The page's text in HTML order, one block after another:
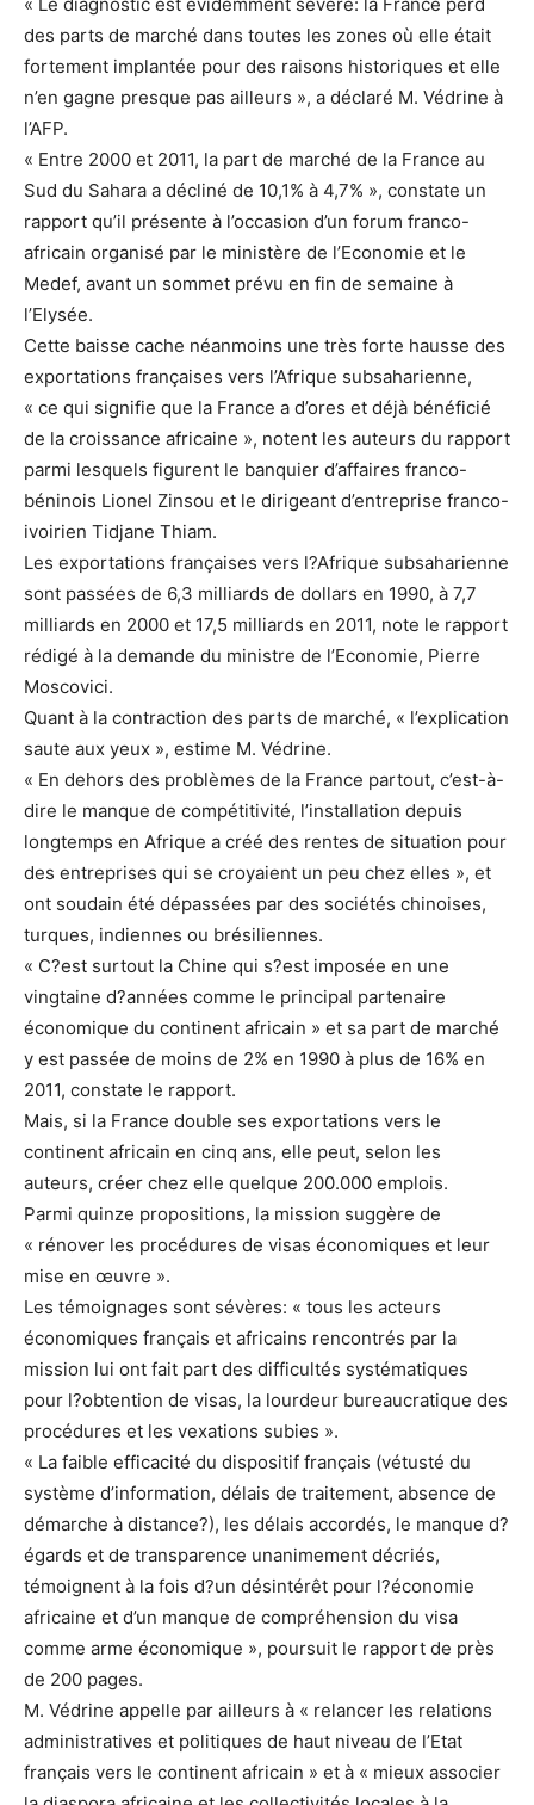
des parts de marché dans toutes les zones où elle était
fortement implantée pour des raisons historiques et elle
n’en gagne presque pas ailleurs », a déclaré M. Védrine à
l’AFP.
« Entre 2000 et 2011, la part de marché de la France au
Sud du Sahara a décliné de 10,1% à 4,7% », constate un
rapport qu’il présente à l’occasion d’un forum franco-
africain organisé par le ministère de l’Economie et le
Medef, avant un sommet prévu en fin de semaine à
l’Elysée.
Cette baisse cache néanmoins une très forte hausse des
exportations françaises vers l’Afrique subsaharienne,
« ce qui signifie que la France a d’ores et déjà bénéficié
de la croissance africaine », notent les auteurs du rapport
parmi lesquels figurent le banquier d’affaires franco-
béninois Lionel Zinsou et le dirigeant d’entreprise franco-
ivoirien Tidjane Thiam.
Les exportations françaises vers l?Afrique subsaharienne
sont passées de 6,3 milliards de dollars en 1990, à 7,7
milliards en 2000 et 17,5 milliards en 2011, note le rapport
rédigé à la demande du ministre de l’Economie, Pierre
Moscovici.
Quant à la contraction des parts de marché, « l’explication
saute aux yeux », estime M. Védrine.
« En dehors des problèmes de la France partout, c’est-à-
dire le manque de compétitivité, l’installation depuis
longtemps en Afrique a créé des rentes de situation pour
des entreprises qui se croyaient un peu chez elles », et
ont soudain été dépassées par des sociétés chinoises,
turques, indiennes ou brésiliennes.
« C?est surtout la Chine qui s?est imposée en une
vingtaine d?années comme le principal partenaire
économique du continent africain » et sa part de marché
y est passée de moins de 2% en 1990 à plus de 16% en
2011, constate le rapport.
Mais, si la France double ses exportations vers le
continent africain en cinq ans, elle peut, selon les
auteurs, créer chez elle quelque 200.000 emplois.
Parmi quinze propositions, la mission suggère de
« rénover les procédures de visas économiques et leur
mise en œuvre ».
Les témoignages sont sévères: « tous les acteurs
économiques français et africains rencontrés par la
mission lui ont fait part des difficultés systématiques
pour l?obtention de visas, la lourdeur bureaucratique des
procédures et les vexations subies ».
« La faible efficacité du dispositif français (vétusté du
système d’information, délais de traitement, absence de
démarche à distance?), les délais accordés, le manque d?
égards et de transparence unanimement décriés,
témoignent à la fois d?un désintérêt pour l?économie
africaine et d’un manque de compréhension du visa
comme arme économique », poursuit le rapport de près
de 200 pages.
M. Védrine appelle par ailleurs à « relancer les relations
administratives et politiques de haut niveau de l’Etat
français vers le continent africain » et à « mieux associer